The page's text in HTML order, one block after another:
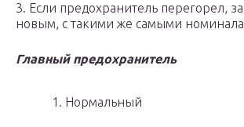
3. Если предохранитель перегорел,
новым, с такими же самыми
Главный предохранитель
1. Нормальный